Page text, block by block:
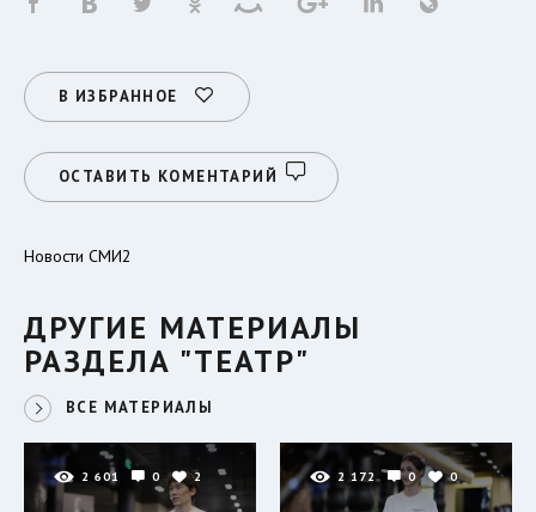
В ИЗБРАННОЕ
ОСТАВИТЬ КОМЕНТАРИЙ
Новости СМИ2
ДРУГИЕ МАТЕРИАЛЫ
РАЗДЕЛА "ТЕАТР"
ВСЕ МАТЕРИАЛЫ
2 601 0 2 2 172 0 0